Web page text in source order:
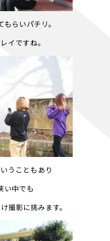
らいパチリ。
イですね。
うこともあり
い中でも
撮影に挑みます。